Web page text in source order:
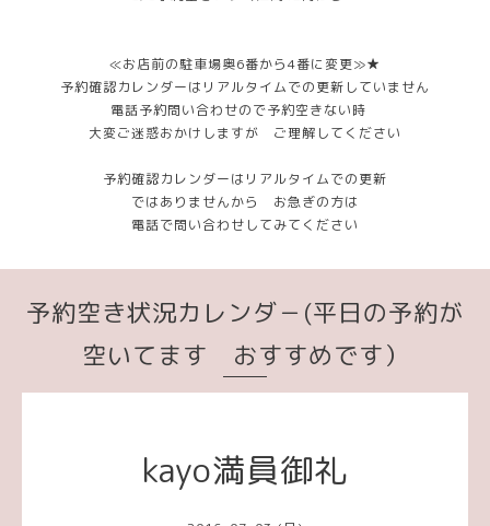
≪お店前の駐車場奥6番から4番に変更≫★
予約確認カレンダーはリアルタイムでの更新していません
電話予約問い合わせので予約空きない時
大変ご迷惑おかけしますが ご理解してください
予約確認カレンダーはリアルタイムでの更新
ではありませんから お急ぎの方は
電話で問い合わせしてみてください
予約空き状況カレンダ－(平日の予約が
空いてます おすすめです）
kayo満員御礼